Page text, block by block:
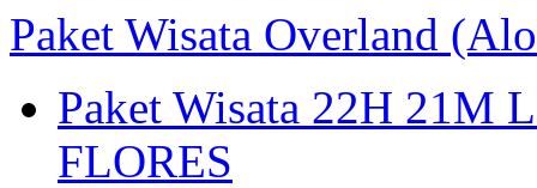
Paket Wisata Overland
Paket Wisata 22H 21M
FLORES